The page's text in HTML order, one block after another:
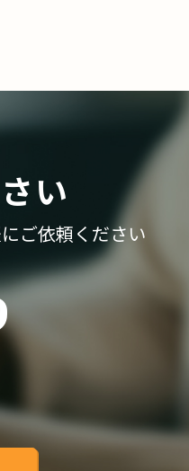
い
ご依頼ください